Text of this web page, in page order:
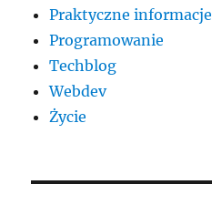
Praktyczne informacje
Programowanie
Techblog
Webdev
Życie